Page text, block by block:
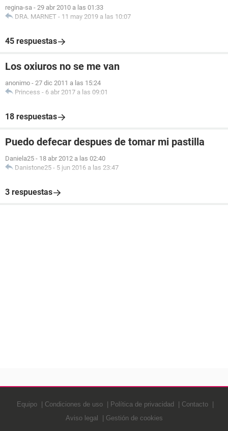
regina-sa - 29 abr 2010 a las 01:33
DRA. MARNET - 11 may 2019 a las 10:07
45 respuestas
Los oxiuros no se me van
anonimo - 27 dic 2011 a las 15:24
Princess - 6 abr 2017 a las 09:01
18 respuestas
Puedo defecar despues de tomar mi pastilla
Daniela25 - 18 abr 2012 a las 02:40
Danistone25 - 5 jun 2016 a las 23:47
3 respuestas
Equipo Condiciones de uso Política de privacidad
Contacto
Aviso legal
Gestión de cookies